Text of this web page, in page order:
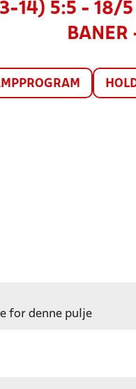
14) 5:5 - 18/
for denne pulje